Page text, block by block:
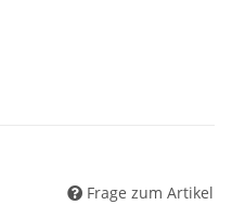
Frage zum Artikel